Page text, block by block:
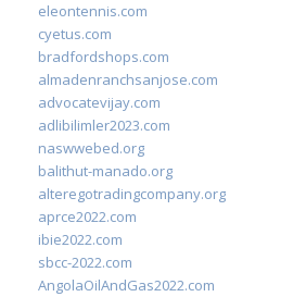
eleontennis.com
cyetus.com
bradfordshops.com
almadenranchsanjose.com
advocatevijay.com
adlibilimler2023.com
naswwebed.org
balithut-manado.org
alteregotradingcompany.org
aprce2022.com
ibie2022.com
sbcc-2022.com
AngolaOilAndGas2022.com